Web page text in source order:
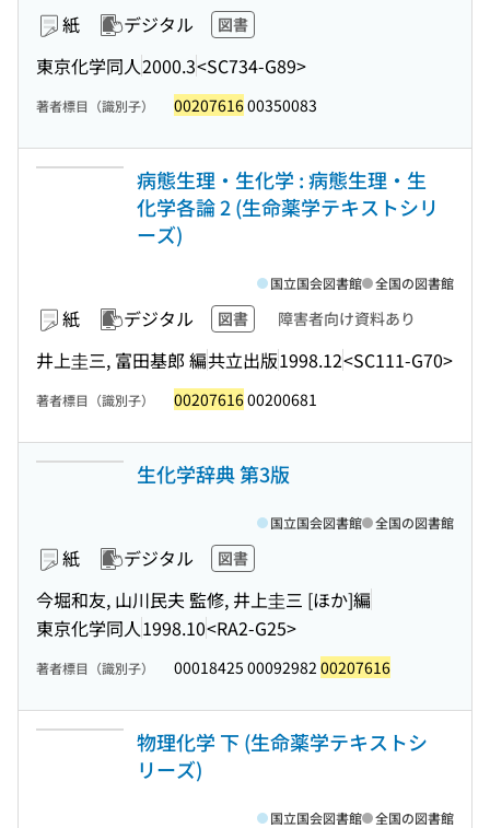
紙 デジタル 図書
東京化学同人2000.3<SC734-G89>
著者標目（識別子） 0020761600350083
病態生理・生化学 : 病態生理・生
化学各論 2 (生命薬学テキストシリ
ーズ)
紙 デジタル 図書 障害者向け資料あり
井上圭三, 富田基郎 編共立出版1998.12<SC111-G70>
国立国会図書館 全国の図書館
著者標目（識別子） 0020761600200681
生化学辞典 第3版
紙 デジタル 図書
今堀和友, 山川民夫 監修, 井上圭三 [ほか]編
東京化学同人1998.10<RA2-G25>
国立国会図書館 全国の図書館
著者標目（識別子） 00018425 00092982 00207616
物理化学 下 (生命薬学テキストシ
リーズ)
国立国会図書館 全国の図書館